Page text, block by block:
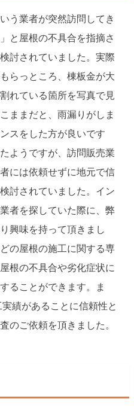
う業者が突然訪問してき
と屋根の不具合を指摘さ
討されていました。実際
らっところ、棟板金が大
れている箇所を写真で見
ままだと、雨漏りがしま
スをした方が良いです
ようですが、訪問販売業
には依頼せずに地元で信
討されていました。イン
者を探していた際に、弊
興味を持って頂きまし
の屋根の施工に関する専
根の不具合や劣化症状に
ることができます。ま
績があることに信頼性と
のご依頼を頂きました。